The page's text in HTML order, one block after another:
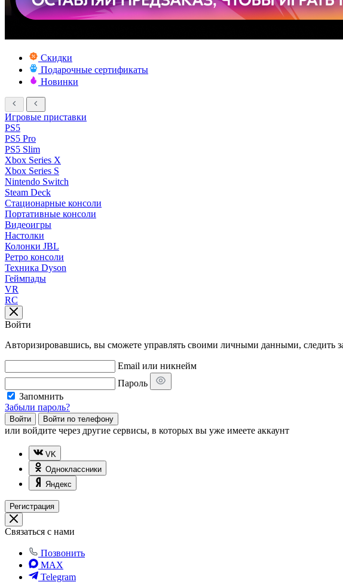
Скидки
Подарочные сертификаты
Новинки
Игровые приставки
PS5
PS5 Pro
PS5 Slim
Xbox Series X
Xbox Series S
Nintendo Switch
Steam Deck
Стационарные консоли
Портативные консоли
Видеоигры
Настолки
Колонки JBL
Ретро консоли
Техника Dyson
Геймпады
VR
RC
Войти
Авторизировавшись, вы сможете управлять своими личными данными, следить
Email или никнейм
Пароль
Запомнить
Забыли пароль?
Войти Войти по телефону
или войдите через другие сервисы, в которых вы уже имеете аккаунт
VK
Одноклассники
Яндекс
Регистрация
Связаться с нами
Позвонить
MAX
Telegram